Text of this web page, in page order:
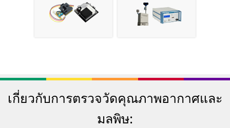
เกี่ยวกับการตรวจวัดคุณภาพอากาศและ
มลพิษ: